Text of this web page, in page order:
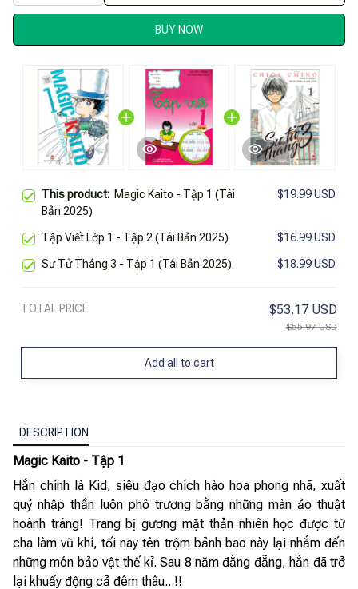
BUY NOW
This product: Magic Kaito - Tập 1 (Tái
Bản 2025)
$19.99 USD
Tập Viết Lớp 1 - Tập 2 (Tái Bản 2025) $16.99 USD
Sư Tử Tháng 3 - Tập 1 (Tái Bản 2025) $18.99 USD
TOTAL PRICE $53.17 USD
$55.97 USD
Add all to cart
DESCRIPTION
Magic Kaito - Tập 1
Hắn chính là Kid, siêu đạo chích hào hoa phong nhã, xuất
quỷ nhập thần luôn phô trương bằng những màn ảo thuật
hoành tráng! Trang bị gương mặt thản nhiên học được từ
cha làm vũ khí, tối nay tên trộm bảnh bao này lại nhắm đến
những món bảo vật thế kỉ. Sau 8 năm đằng đẵng, hắn đã trở
lại khuấy động cả đêm thâu...!!